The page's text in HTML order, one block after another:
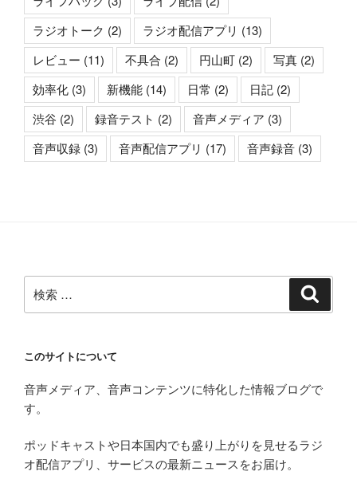
ラジオトーク (2) ラジオ配信アプリ (13)
レビュー (11) 不具合 (2) 円山町 (2) 写真 (2)
効率化 (3) 新機能 (14) 日常 (2) 日記 (2)
渋谷 (2) 録音テスト (2) 音声メディア (3)
音声収録 (3) 音声配信アプリ (17) 音声録音 (3)
索:
このサイトについて
音声メディア、音声コンテンツに特化した情報ブログで
す。
ポッドキャストや日本国内でも盛り上がりを見せるラジ
オ配信アプリ、サービスの最新ニュースをお届け。